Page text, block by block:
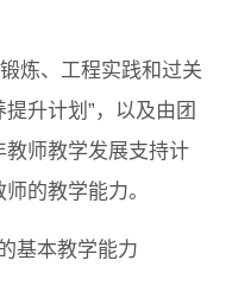
炼、工程实践和过关
升计划”，以及由团
教师教学发展支持计
的教学能力。
基本教学能力